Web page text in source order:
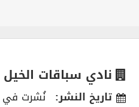
نادي سباقات الخيل
تاريخ النشر: نُشرت في 19/07/